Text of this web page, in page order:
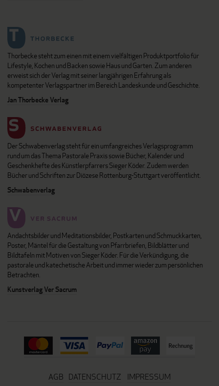
Thorbecke steht zum einen mit einem vielfältigen Produktportfolio für
Lifestyle, Kochen und Backen sowie Haus und Garten. Zum anderen
erweist sich der Verlag mit seiner langjährigen Erfahrung als
kompetenter Verlagspartner im Bereich Landeskunde und Geschichte.
Jan Thorbecke Verlag
Der Schwabenverlag steht für ein umfangreiches Verlagsprogramm
rund um das Thema Pastorale Praxis sowie Bücher, Kalender und
Geschenkhefte des Künstlerpfarrers Sieger Köder. Zudem werden
Bücher und Schriften zur Diözese Rottenburg-Stuttgart veröffentlicht.
Schwabenverlag
Andachtsbilder und Meditationsbilder, Postkarten und Schmuckkarten,
Poster, Mäntel für die Gestaltung von Pfarrbriefen, Bildblätter und
Bildtafeln mit Motiven von Sieger Köder. Für die Verkündigung, die
pastorale und katechetische Arbeit und immer wieder zum persönlichen
Betrachten.
Kunstverlag Ver Sacrum
AGB DATENSCHUTZ IMPRESSUM